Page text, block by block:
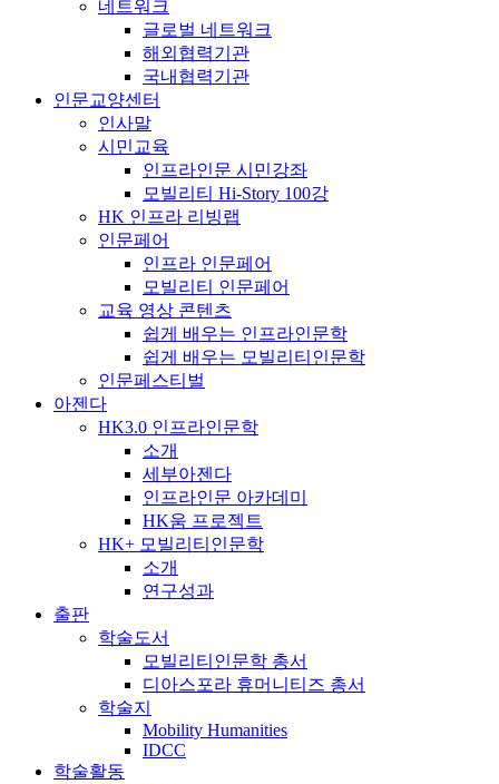
네트워크
글로벌 네트워크
해외협력기관
국내협력기관
인문교양센터
인사말
시민교육
인프라인문 시민강좌
모빌리티 Hi-Story 100강
HK 인프라 리빙랩
인문페어
인프라 인문페어
모빌리티 인문페어
교육 영상 콘텐츠
쉽게 배우는 인프라인문학
쉽게 배우는 모빌리티인문학
인문페스티벌
아젠다
HK3.0 인프라인문학
소개
세부아젠다
인프라인문 아카데미
HK움 프로젝트
HK+ 모빌리티인문학
소개
연구성과
출판
학술도서
모빌리티인문학 총서
디아스포라 휴머니티즈 총서
학술지
Mobility Humanities
IDCC
학술활동